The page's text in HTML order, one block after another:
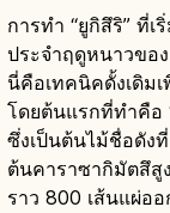
การทำ “ยูกิสึริ” ที่
ประจำฤดูหนาวขอ
นี่คือเทคนิคดั้งเดิม
โดยต้นแรกที่ทำคือ
ซึ่งเป็นต้นไม้ชื่อดัง
ต้นคาราซากิมัตสึสู
ราว 800 เส้นแผ่อ